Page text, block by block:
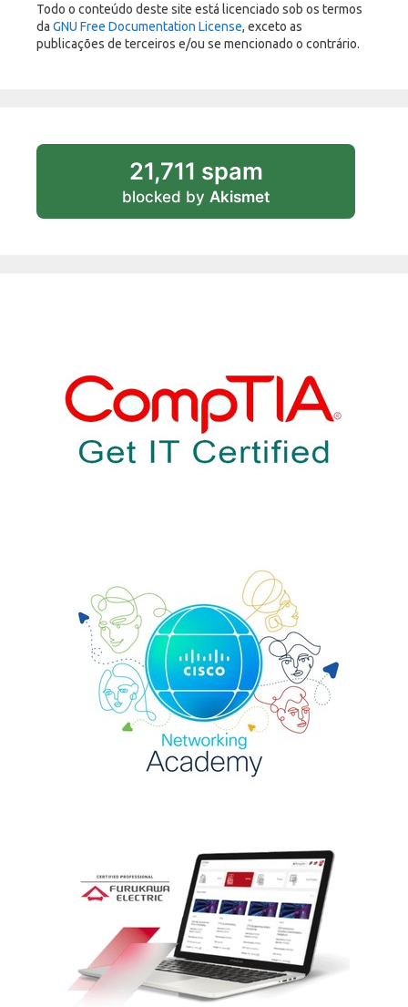
Todo o conteúdo deste site está licenciado sob os termos
da GNU Free Documentation License, exceto as
publicações de terceiros e/ou se mencionado o contrário.
21,711 spam
blocked by Akismet